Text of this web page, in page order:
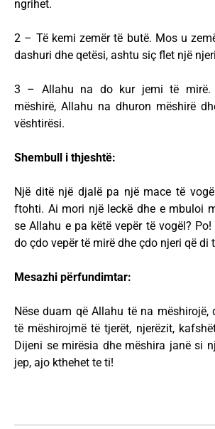
ngrihet.
2 – Të kemi zemër të butë. Mos u
dashuri dhe qetësi, ashtu siç flet një
3 – Allahu na do kur jemi të mirë.
mëshirë, Allahu na dhuron mëshirë
vështirësi.
Shembull i thjeshtë:
Një ditë një djalë pa një mace të
ftohti. Ai mori një leckë dhe e mbuloi
se Allahu e pa këtë vepër të vogël?
do çdo vepër të mirë dhe çdo njeri që di
Mesazhi përfundimtar:
Nëse duam që Allahu të na mëshirojë,
të mëshirojmë të tjerët, njerëzit,
Dijeni se mirësia dhe mëshira janë si
jep, ajo kthehet te ti!